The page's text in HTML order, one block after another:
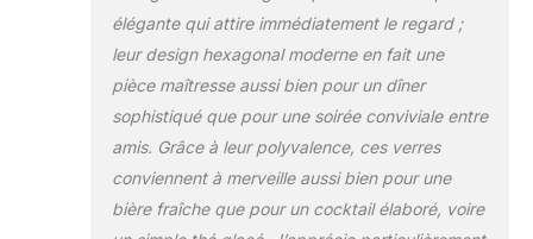
conçus pour améliorer
votre expérience de
boisson, ces verres à
eau highball sont
parfaits pour les
rafraîchissantes et
glacées. Que vous
sirotiez un cocktail frais
ou que vous profitiez
élégante qui attire immédiatement le regard ;
leur design hexagonal moderne en fait une
pièce maîtresse aussi bien pour un dîner
sophistiqué que pour une soirée conviviale entre
amis. Grâce à leur polyvalence, ces verres
conviennent à merveille aussi bien pour une
bière fraîche que pour un cocktail élaboré, voire